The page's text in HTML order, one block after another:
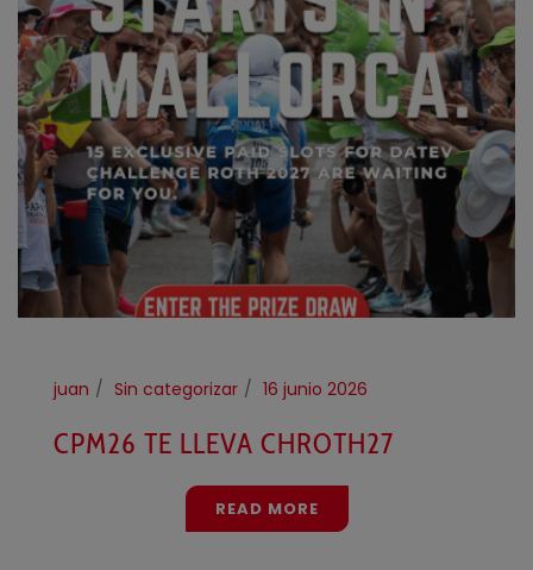
juan Sin categorizar 16 junio 2026
CPM26 TE LLEVA CHROTH27
READ MORE